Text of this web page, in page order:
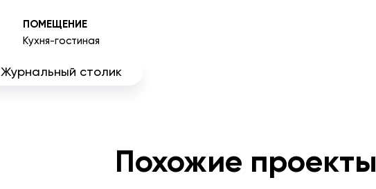
ПОМЕЩЕНИЕ
Кухня-гостиная
Журнальный столик
Похожие проекты